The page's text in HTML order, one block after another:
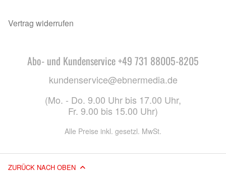
Vertrag widerrufen
Abo- und Kundenservice +49 731 88005-8205
kundenservice@ebnermedia.de
(Mo. - Do. 9.00 Uhr bis 17.00 Uhr,
Fr. 9.00 bis 15.00 Uhr)
Alle Preise inkl. gesetzl. MwSt.
ZURÜCK NACH OBEN